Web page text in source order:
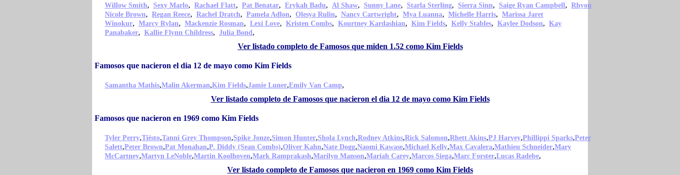
Willow Smith, Sexy Marlo, Rachael Flatt, Pat Benatar, Erykah Badu, Al Shaw, Sunny Lane, Starla Sterling, Sierra Sinn, Saige Ryan Campbell, Rhyon
Nicole Brown, Regan Reece, Rachel Dratch, Pamela Adlon, Olesya Rulin, Nancy Cartwright, Mya Luanna, Michelle Harris, Marissa Jaret
Winokur, Marcy Rylan, Mackenzie Rosman, Lexi Love, Kristen Combs, Kourtney Kardashian, Kim Fields, Kelly Stables, Kaylee Dodson, Kay
Panabaker, Kallie Flynn Childress, Julia Bond,
Ver listado completo de Famosos que miden 1.52 como Kim Fields
Famosos que nacieron el dia 12 de mayo como Kim Fields
Samantha Mathis,Malin Akerman,Kim Fields,Jamie Luner,Emily Van Camp,
Ver listado completo de Famosos que nacieron el dia 12 de mayo como Kim Fields
Famosos que nacieron en 1969 como Kim Fields
Tyler Perry,Tiësto,Tanni Grey Thompson,Spike Jonze,Simon Hunter,Shola Lynch,Rodney Atkins,Rick Salomon,Rhett Akins,PJ Harvey,Phillippi Sparks,Peter
Salett,Peter Brown,Pat Monahan,P. Diddy (Sean Combs),Oliver Kahn,Nate Dogg,Naomi Kawase,Michael Kelly,Max Cavalera,Mathieu Schneider,Mary
McCartney,Martyn LeNoble,Martin Koolhoven,Mark Ramprakash,Marilyn Manson,Mariah Carey,Marcos Siega,Marc Forster,Lucas Radebe,
Ver listado completo de Famosos que nacieron en 1969 como Kim Fields